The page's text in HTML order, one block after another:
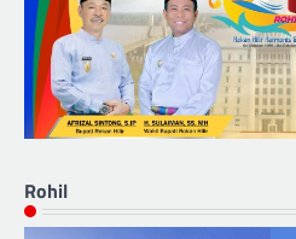
Rohil